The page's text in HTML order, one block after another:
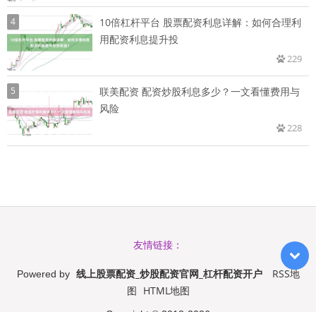
4
10倍杠杆平台 股票配资利息详解：如何合理利
用配资利息提升投
229
5
联美配资 配资炒股利息多少？一文看懂费用与
风险
228
友情链接：
Powered by 线上股票配资_炒股配资官网_杠杆配资开户
RSS地
图 HTML地图